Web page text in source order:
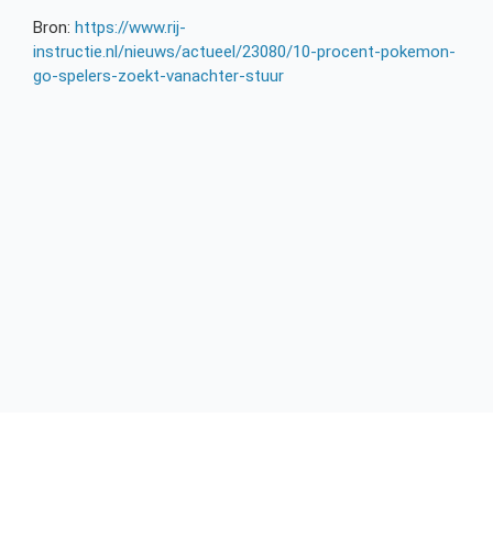
Bron: https://www.rij-
instructie.nl/nieuws/actueel/23080/10-procent-pokemon-
go-spelers-zoekt-vanachter-stuur